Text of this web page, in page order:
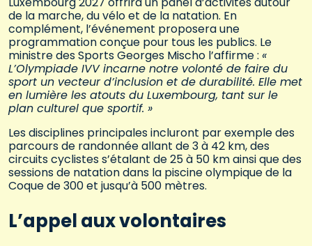
de la marche, du vélo et de la natation. En
complément, l’événement proposera une
programmation conçue pour tous les publics. Le
ministre des Sports Georges Mischo l’affirme : «
L’Olympiade IVV incarne notre volonté de faire du
sport un vecteur d’inclusion et de durabilité. Elle met
en lumière les atouts du Luxembourg, tant sur le
plan culturel que sportif. »
Les disciplines principales incluront par exemple des
parcours de randonnée allant de 3 à 42 km, des
circuits cyclistes s’étalant de 25 à 50 km ainsi que des
sessions de natation dans la piscine olympique de la
Coque de 300 et jusqu’à 500 mètres.
L’appel aux volontaires